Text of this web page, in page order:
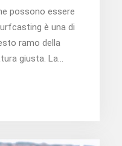
possono essere
è una di
ramo della
giusta. La…